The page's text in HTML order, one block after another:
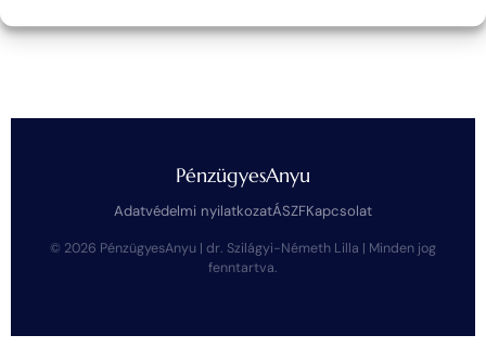
PénzügyesAnyu
Adatvédelmi nyilatkozatÁSZFKapcsolat
© 2026 PénzügyesAnyu | dr. Szilágyi-Németh Lilla | Minden jog
fenntartva.